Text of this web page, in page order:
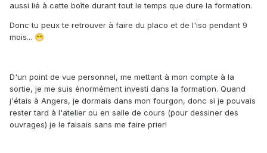
aussi lié à cette boîte durant tout le temps que dure la formation.
Donc tu peux te retrouver à faire du placo et de l'iso pendant 9
mois... 😁
D'un point de vue personnel, me mettant à mon compte à la
sortie, je me suis énormément investi dans la formation. Quand
j'étais à Angers, je dormais dans mon fourgon, donc si je pouvais
rester tard à l'atelier ou en salle de cours (pour dessiner des
ouvrages) je le faisais sans me faire prier!